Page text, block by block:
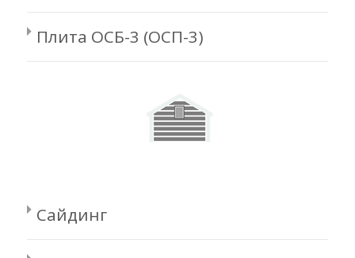
Плита ОСБ-3 (ОСП-3)
Сайдинг